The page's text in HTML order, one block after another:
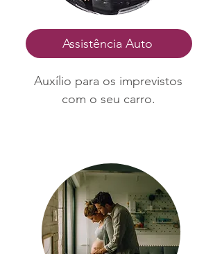
Assistência Auto
Auxílio para os imprevistos
com o seu carro.